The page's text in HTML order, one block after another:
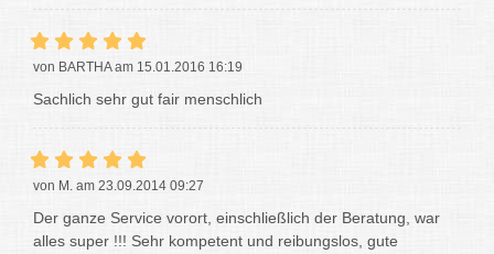
von BARTHA am 15.01.2016 16:19
Sachlich sehr gut fair menschlich
von M. am 23.09.2014 09:27
Der ganze Service vorort, einschließlich der Beratung, war
alles super !!! Sehr kompetent und reibungslos, gute